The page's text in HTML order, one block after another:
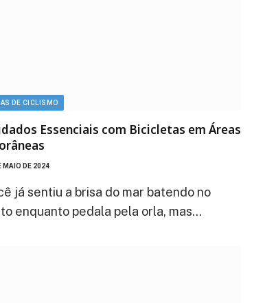
DE CICLISMO
Essenciais com Bicicletas em Áreas
MAIO DE 2024
já sentiu a brisa do mar batendo no
enquanto pedala pela orla, mas…